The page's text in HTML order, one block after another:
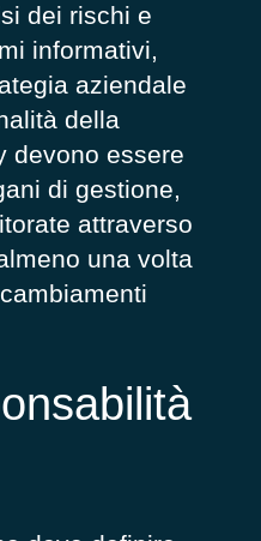
dei rischi e
informativi,
aziendale
della
devono essere
di gestione,
attraverso
una volta